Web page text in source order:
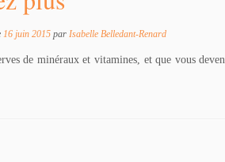
16 juin 2015 par Isabelle Belledant-Renard
de minéraux et vitamines, et que vous